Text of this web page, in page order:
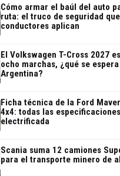
Cómo armar el baúl del auto
ruta: el truco de seguridad
conductores aplican
El Volkswagen T-Cross 2027
ocho marchas, ¿qué se
Argentina?
Ficha técnica de la Ford
4x4: todas las
electrificada
Scania suma 12 camiones
para el transporte minero de